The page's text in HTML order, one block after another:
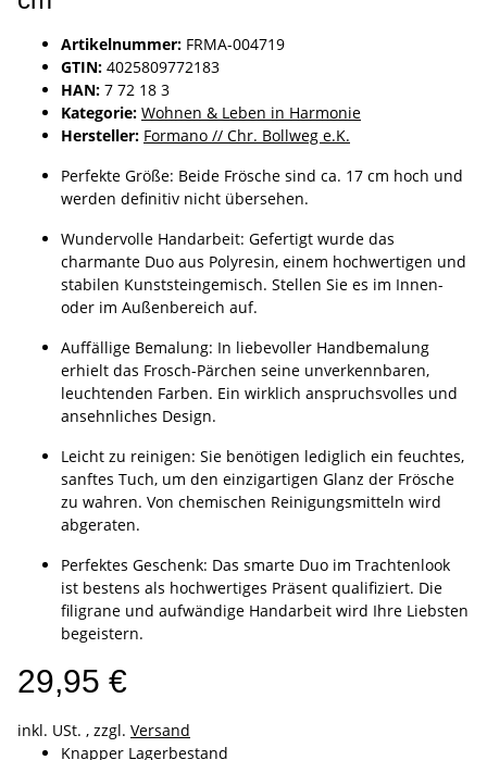
Artikelnummer: FRMA-004719
GTIN: 4025809772183
HAN: 7 72 18 3
Kategorie: Wohnen & Leben in Harmonie
Hersteller: Formano // Chr. Bollweg e.K.
Perfekte Größe: Beide Frösche sind ca. 17 cm hoch und
werden definitiv nicht übersehen.
Wundervolle Handarbeit: Gefertigt wurde das
charmante Duo aus Polyresin, einem hochwertigen und
stabilen Kunststeingemisch. Stellen Sie es im Innen-
oder im Außenbereich auf.
Auffällige Bemalung: In liebevoller Handbemalung
erhielt das Frosch-Pärchen seine unverkennbaren,
leuchtenden Farben. Ein wirklich anspruchsvolles und
ansehnliches Design.
Leicht zu reinigen: Sie benötigen lediglich ein feuchtes,
sanftes Tuch, um den einzigartigen Glanz der Frösche
zu wahren. Von chemischen Reinigungsmitteln wird
abgeraten.
Perfektes Geschenk: Das smarte Duo im Trachtenlook
ist bestens als hochwertiges Präsent qualifiziert. Die
filigrane und aufwändige Handarbeit wird Ihre Liebsten
begeistern.
29,95 €
inkl. USt. , zzgl. Versand
Knapper Lagerbestand